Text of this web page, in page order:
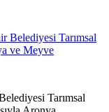
Tarımsal